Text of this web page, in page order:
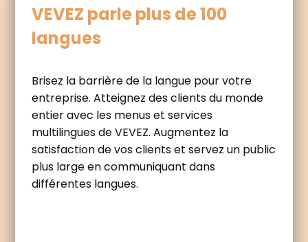
VEVEZ parle plus de 100
langues
Brisez la barrière de la langue pour votre
entreprise. Atteignez des clients du monde
entier avec les menus et services
multilingues de VEVEZ. Augmentez la
satisfaction de vos clients et servez un public
plus large en communiquant dans
différentes langues.